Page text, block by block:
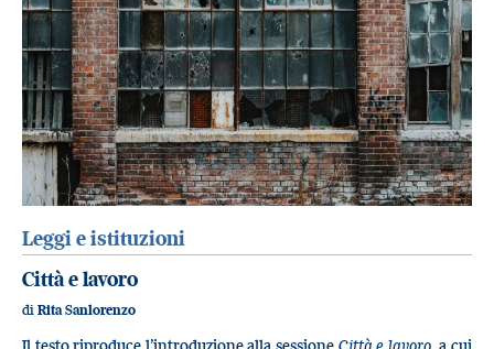
Leggi e istituzioni
Città e lavoro
di Rita Sanlorenzo